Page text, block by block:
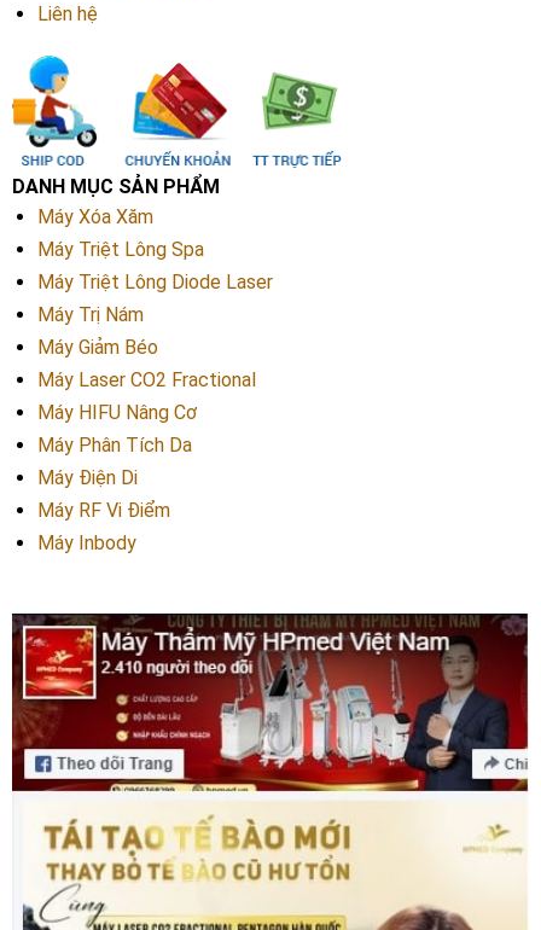
Liên hệ
DANH MỤC SẢN PHẨM
Máy Xóa Xăm
Máy Triệt Lông Spa
Máy Triệt Lông Diode Laser
Máy Trị Nám
Máy Giảm Béo
Máy Laser CO2 Fractional
Máy HIFU Nâng Cơ
Máy Phân Tích Da
Máy Điện Di
Máy RF Vi Điểm
Máy Inbody